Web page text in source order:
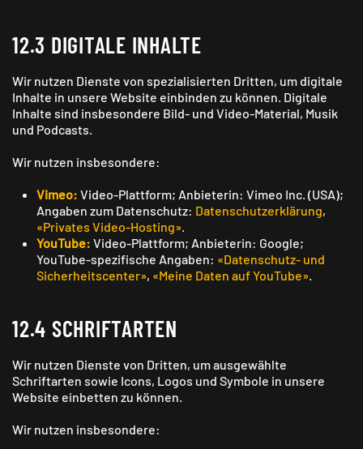
12.3 DIGITALE INHALTE
Wir nutzen Dienste von speziali­sierten Dritten, um digitale
Inhalte in unsere Website einbinden zu können. Digitale
Inhalte sind insbesondere Bild- und Video-Material, Musik
und Podcasts.
Wir nutzen insbesondere:
Vimeo: Video-Plattform; Anbieterin: Vimeo Inc. (USA);
Angaben zum Datenschutz: Datenschutzerklärung,
«Privates Video-Hosting»
YouTube: Video-Plattform; Anbieterin: Google;
YouTube-spezifische Angaben: «Daten­schutz- und
Sicherheits­center», «Meine Daten auf YouTube»
12.4 SCHRIFTARTEN
Wir nutzen Dienste von Dritten, um ausgewählte
Schriftarten sowie Icons, Logos und Symbole in unsere
Website einbetten zu können.
Wir nutzen insbesondere: